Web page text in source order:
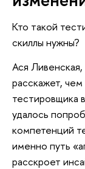
Кто такой
скиллы нужны?
Ася
расскажет, чем
тестировщика
удалось
компетенций
именно путь
расскроет